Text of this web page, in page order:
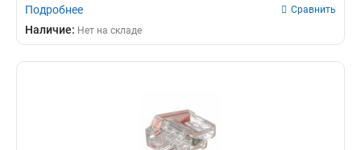
Подробнее Сравнить
Наличие: Нет на складе